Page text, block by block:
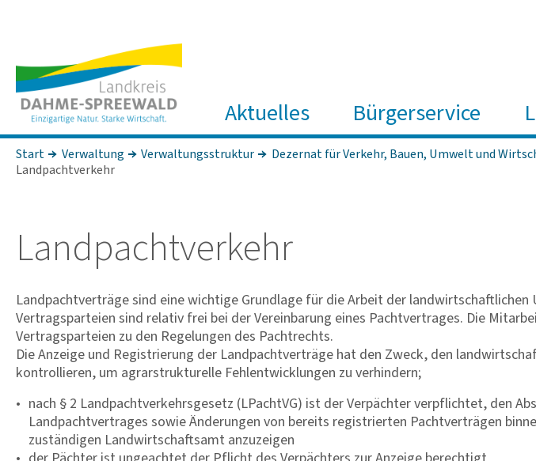
Aktuelles Bürgerservice
Start Verwaltung Verwaltungsstruktur Dezernat für Verkehr, Bauen, Umwelt und
Landpachtverkehr
Land­pacht­ver­kehr
Landpachtverträge sind eine wichtige Grundlage für die Arbeit der landwirtschaftlichen
Vertragsparteien sind relativ frei bei der Vereinbarung eines Pachtvertrages. Die
Vertrags­parteien zu den Regelungen des Pachtrechts.
Die Anzeige und Registrierung der Landpachtverträge hat den Zweck, den
kontrollieren, um agrarstrukturelle Fehlentwicklungen zu verhindern;
nach § 2 Landpachtverkehrsgesetz (LPachtVG) ist der Verpächter verpflichtet, den
Landpachtvertrages sowie Änderungen von bereits registrierten Pachtverträgen
zuständigen Landwirtschaftsamt anzuzeigen